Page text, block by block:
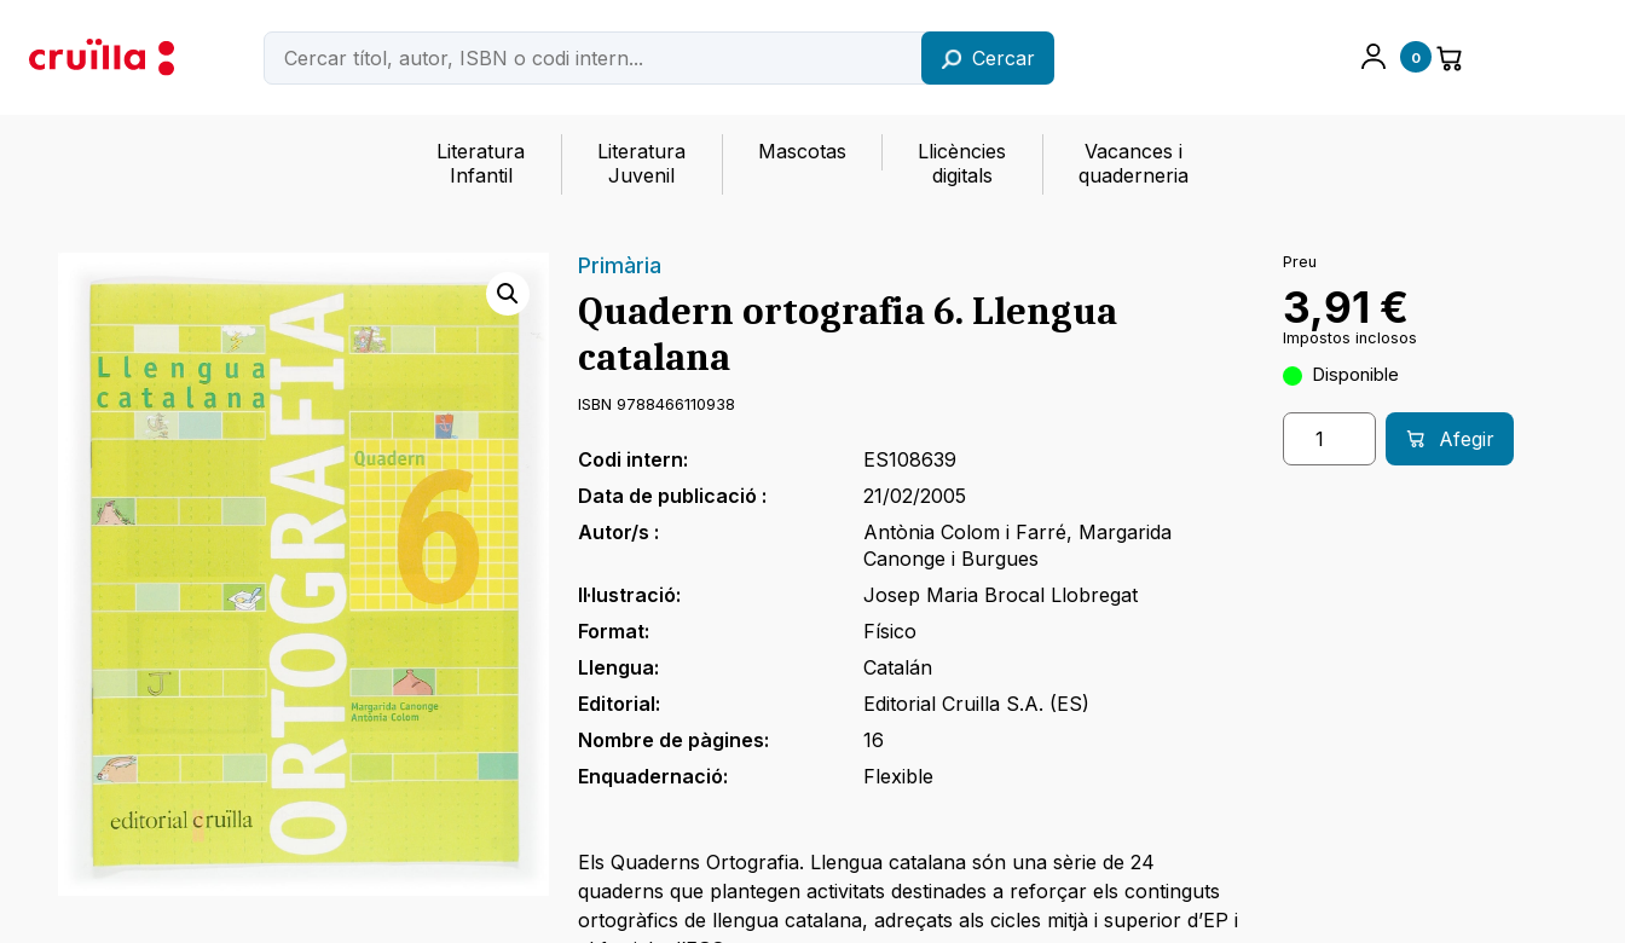
Cercar 0
Literatura
Infantil
Literatura
Juvenil
Mascotas
Llicències
digitals
Vacances i
quaderneria
Primària
Quadern ortografia 6. Llengua
catalana
ISBN 9788466110938
Codi intern:
ES108639
Data de publicació :
21/02/2005
Autor/s :
Antònia Colom i Farré, Margarida
Canonge i Burgues
Il·lustració:
Josep Maria Brocal Llobregat
Format:
Físico
Llengua:
Catalán
Editorial:
Editorial Cruilla S.A. (ES)
Nombre de pàgines:
16
Enquadernació:
Flexible
Els Quaderns Ortografia. Llengua catalana són una sèrie de 24
quaderns que plantegen activitats destinades a reforçar els continguts
ortogràfics de llengua catalana, adreçats als cicles mitjà i superior d’EP i
Preu
3,91 €
Impostos inclosos
Disponible
Afegir